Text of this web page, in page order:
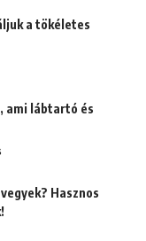
a tökéletes
ami lábtartó és
Hasznos